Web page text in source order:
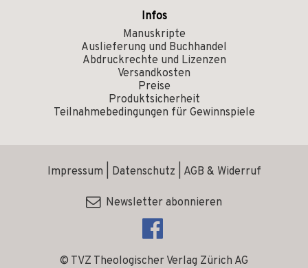
Infos
Manuskripte
Auslieferung und Buchhandel
Abdruckrechte und Lizenzen
Versandkosten
Preise
Produktsicherheit
Teilnahmebedingungen für Gewinnspiele
© TVZ Theologischer Verlag Zürich AG
Impressum Datenschutz AGB & Widerruf
Newsletter abonnieren